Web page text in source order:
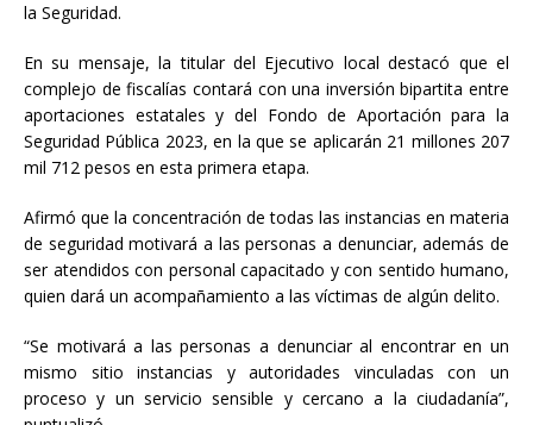
la Seguridad.
Ensu mensaje, la titular del Ejecutivo local destacó que el
complejo de fiscalías contará con una inversión bipartita entre
aportaciones estatales y del Fondo de Aportación para la
Seguridad Pública 2023, en la que se aplicarán 21 millones 207
mil 712 pesos en esta primera etapa.
Afirmó que la concentración de todas las instancias en materia
de seguridad motivará a las personas a denunciar, además de
ser atendidos con personal capacitado y con sentido humano,
quien dará un acompañamiento a las víctimas de algún delito.
“Se motivará a las personas a denunciar al encontrar en un
mismo sitio instancias y autoridades vinculadas con un
proceso y un servicio sensible y cercano a la ciudadanía”,